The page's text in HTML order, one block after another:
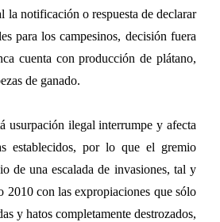
notificación o respuesta de declarar
para los campesinos, decisión fuera
cuenta con producción de plátano,
de ganado.
usurpación ilegal interrumpe y afecta
establecidos, por lo que el gremio
de una escalada de invasiones, tal y
2010 con las expropiaciones que sólo
y hatos completamente destrozados,